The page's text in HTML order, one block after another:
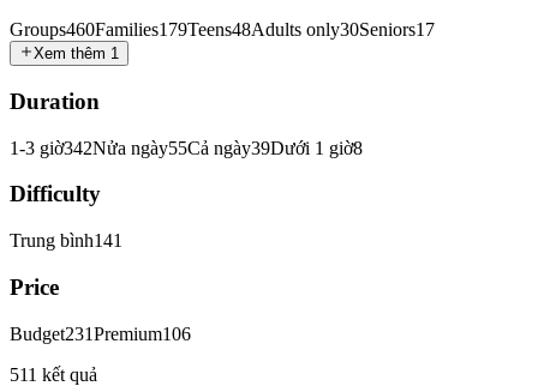
Groups460Families179Teens48Adults only30Seniors17
Xem thêm 1
Duration
1-3 giờ342Nửa ngày55Cả ngày39Dưới 1 giờ8
Difficulty
Trung bình141
Price
Budget231Premium106
511 kết quả